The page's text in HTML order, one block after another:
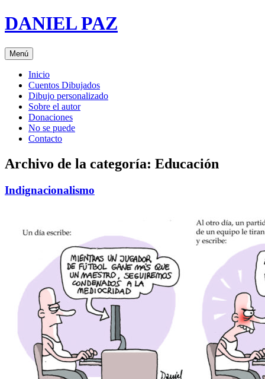
Saltar
al
DANIEL PAZ
Menú
Inicio
Cuentos Dibujados
Dibujo personalizado
Sobre el autor
Donaciones
No se puede
Contacto
Archivo de la categoría: Educación
Indignacionalismo